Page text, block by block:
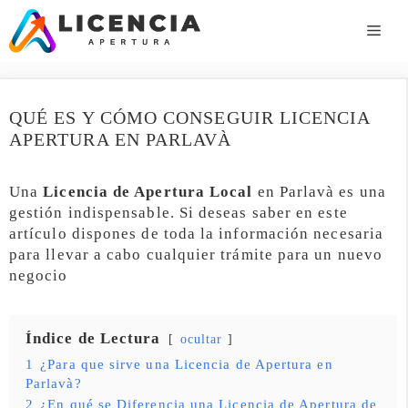
Saltar
contenido
QUÉ ES Y CÓMO CONSEGUIR LICENCIA
APERTURA EN PARLAVÀ
UnaLicencia de Apertura Local en Parlavà es una
gestión indispensable. Si deseas saber en este
artículo dispones de toda la información necesaria
para llevar a cabo cualquier trámite para un nuevo
negocio
Índice de Lectura ocultar
1
¿Para que sirve una Licencia de Apertura en
Parlavà?
2 ¿En qué se Diferencia una Licencia de Apertura de